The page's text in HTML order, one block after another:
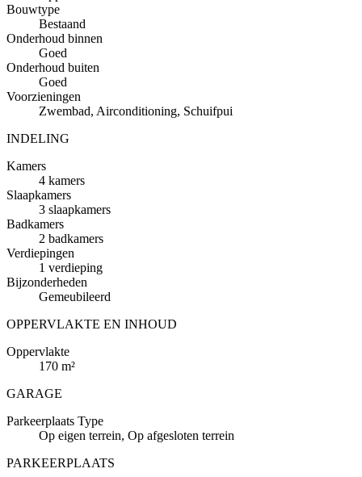
Bouwtype
Bestaand
Onderhoud binnen
Goed
Onderhoud buiten
Goed
Voorzieningen
Zwembad, Airconditioning, Schuifpui
INDELING
Kamers
4 kamers
Slaapkamers
3 slaapkamers
Badkamers
2 badkamers
Verdiepingen
1 verdieping
Bijzonderheden
Gemeubileerd
OPPERVLAKTE EN INHOUD
Oppervlakte
170 m²
GARAGE
Parkeerplaats Type
Op eigen terrein, Op afgesloten terrein
PARKEERPLAATS